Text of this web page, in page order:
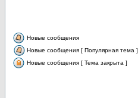
Новые сообщения
Новые сообщения [ Популярная тема ]
Новые сообщения [ Тема закрыта ]